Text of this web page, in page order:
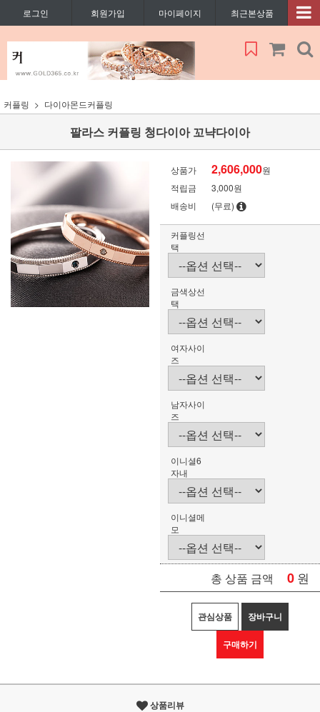
로그인 회원가입 마이페이지 최근본상품
커플링 다이아몬드커플링
팔라스 커플링 청다이아 꼬냑다이아
상품가 2,606,000원
적립금
3,000원
배송비
(무료)
커플링선
택
금색상선
택
여자사이
즈
남자사이
즈
이니셜6
자내
이니셜메
모
총 상품 금액 0 원
관심상품 장바구니
구매하기
상품리뷰